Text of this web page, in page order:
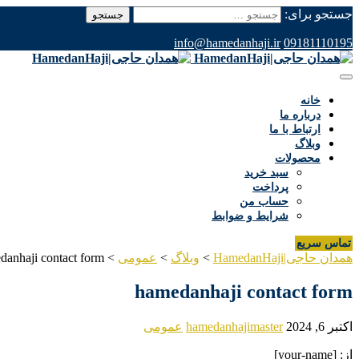
جستجو برای:
09181110195
info@hamedanhaji.ir
خانه
درباره ما
ارتباط با ما
وبلاگ
محصولات
سبد خرید
پرداخت
حساب من
شرایط و ضوابط
تماس سریع
همدان حاجی|HamedanHaji > وبلاگ > عمومی >
contact form
hamedanhaji contact form
اکتبر 6, 2024 hamedanhajimaster عمومی
از: [your-name]